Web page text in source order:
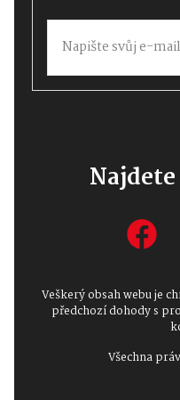
Veškerý obsah webu je
předchozí dohody s
Všechna